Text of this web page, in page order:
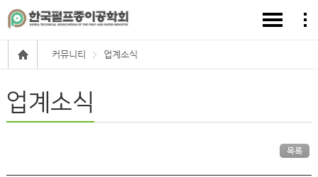
커뮤니티 업계소식
업계소식
목록